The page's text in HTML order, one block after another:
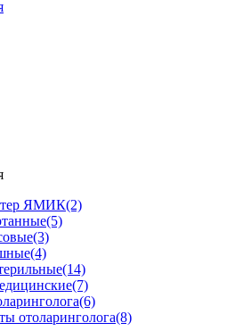
ЯМИК(2)
(5)
(3)
(4)
(14)
(7)
(6)
отоларинголога(8)